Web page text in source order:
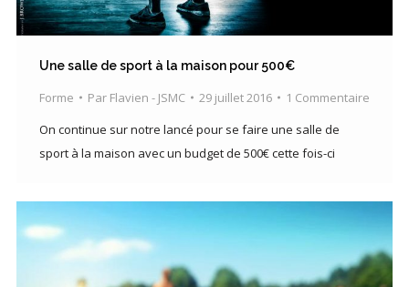
Une salle de sport à la maison pour 500€
Forme Par Flavien - JSMC 29 juillet 2016
1 Commentaire
On continue sur notre lancé pour se faire une salle de
sport à la maison avec un budget de 500€ cette fois-ci